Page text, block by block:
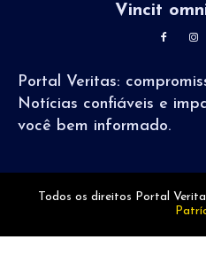
Vincit
Portal Veritas:
Notícias confiáveis e
você bem informado.
Todos os direitos Portal